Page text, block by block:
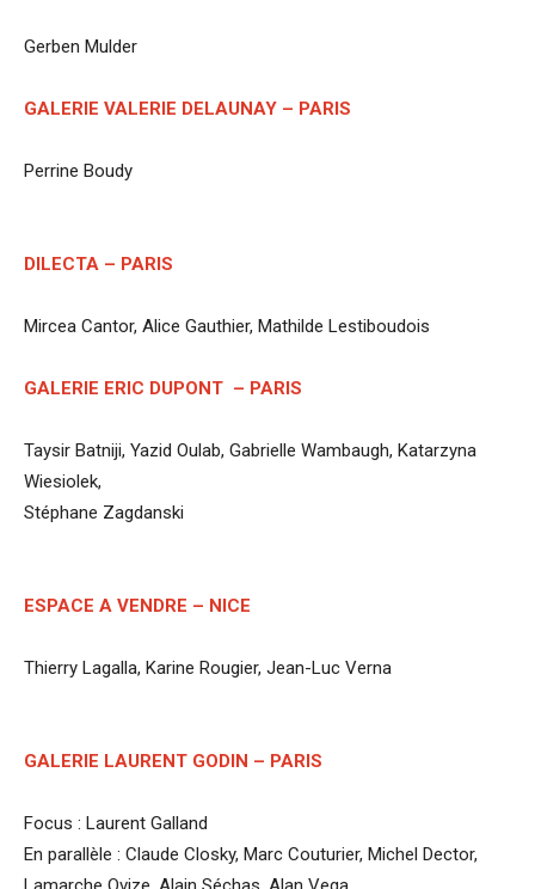
Gerben Mulder
GALERIE VALERIE DELAUNAY – PARIS
Perrine Boudy
DILECTA – PARIS
Mircea Cantor, Alice Gauthier, Mathilde Lestiboudois
GALERIE ERIC DUPONT – PARIS
Taysir Batniji, Yazid Oulab, Gabrielle Wambaugh, Katarzyna
Wiesiolek,
Stéphane Zagdanski
ESPACE A VENDRE – NICE
Thierry Lagalla, Karine Rougier, Jean-Luc Verna
GALERIE LAURENT GODIN – PARIS
Focus : Laurent Galland
En parallèle : Claude Closky, Marc Couturier, Michel Dector,